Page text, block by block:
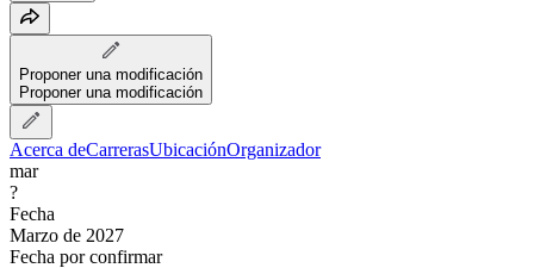
Proponer una modificación
Proponer una modificación
Acerca deCarrerasUbicaciónOrganizador
mar
?
Fecha
Marzo de 2027
Fecha por confirmar